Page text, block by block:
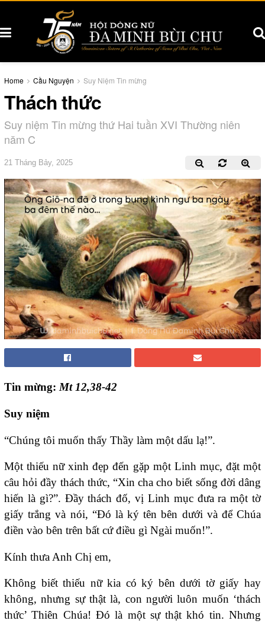
Home Cầu Nguyện Suy Niệm Tin mừng
Thách thức
Suy niệm Tin mừng thứ Hai tuần XVI Thường niên
năm C
21 Tháng Bảy, 2025
Tin mừng:Mt 12,38-42
Suy niệm
“Chúng tôi muốn thấy Thầy làm một dấu lạ!”.
Một thiếu nữ xinh đẹp đến gặp một Linh mục, đặt một
câu hỏi đầy thách thức, “Xin cha cho biết sống đời dâng
hiến là gì?”. Đầy thách đố, vị Linh mục đưa ra một tờ
giấy trắng và nói, “Đó là ký tên bên dưới và để Chúa
điền vào bên trên bất cứ điều gì Ngài muốn!”.
Kính thưa Anh Chị em,
Không biết thiếu nữ kia có ký bên dưới tờ giấy hay
không, nhưng sự thật là, con người luôn muốn ‘thách
thức’ Thiên Chúa! Đó là một sự thật khó tin. Nhưng